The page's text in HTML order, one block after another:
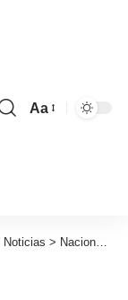
Aa
Noticias > Nacionales